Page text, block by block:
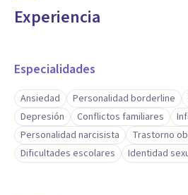
Experiencia
Especialidades
Ansiedad Personalidad borderline
Depresión
Conflictos familiares
Personalidad narcisista
Trastorno
Dificultades escolares
Identidad